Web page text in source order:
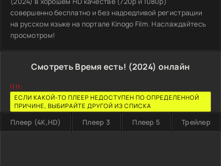
совершенно бесплатно и без надоедливой регистрации
на русском языке на портале Kinogo Film. Наслаждайтесь
просмотром!
Смотреть Время есть! (2024) онлайн
!!!!:
ЕСЛИ КАКОЙ-ТО ПЛЕЕР НЕДОСТУПЕН ПО ОПРЕДЕЛЕННОЙ
ПРИЧИНЕ, ВЫБИРАЙТЕ ДРУГОЙ ИЗ СПИСКА
Плеер (4K,HD) Плеер 3 Плеер 5 Трейлер